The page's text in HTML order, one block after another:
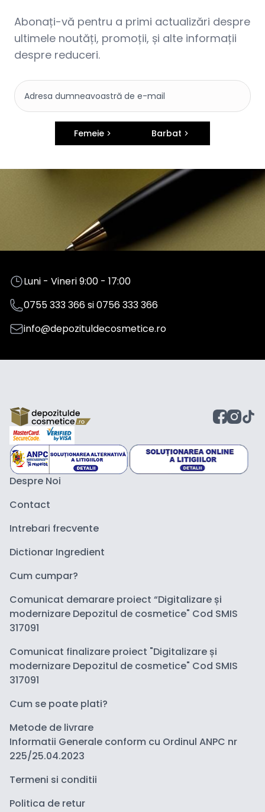
Abonați-vă pentru a primi actualizări despre
ultimele noutăți, promoții, și alte informații
despre reduceri.
Femeie Barbat
Luni - Vineri 9:00 - 17:00
0755 333 366si0756 333 366
info@depozituldecosmetice.ro
Despre Noi
Contact
Intrebari frecvente
Dictionar Ingredient
Cum cumpar?
Comunicat demarare proiect “Digitalizare și
modernizare Depozitul de cosmetice" Cod SMIS
317091
Comunicat finalizare proiect "Digitalizare și
modernizare Depozitul de cosmetice" Cod SMIS
317091
Cum se poate plati?
Metode de livrare
Informatii Generale conform cu Ordinul ANPC nr
225/25.04.2023
Termeni si conditii
Politica de retur